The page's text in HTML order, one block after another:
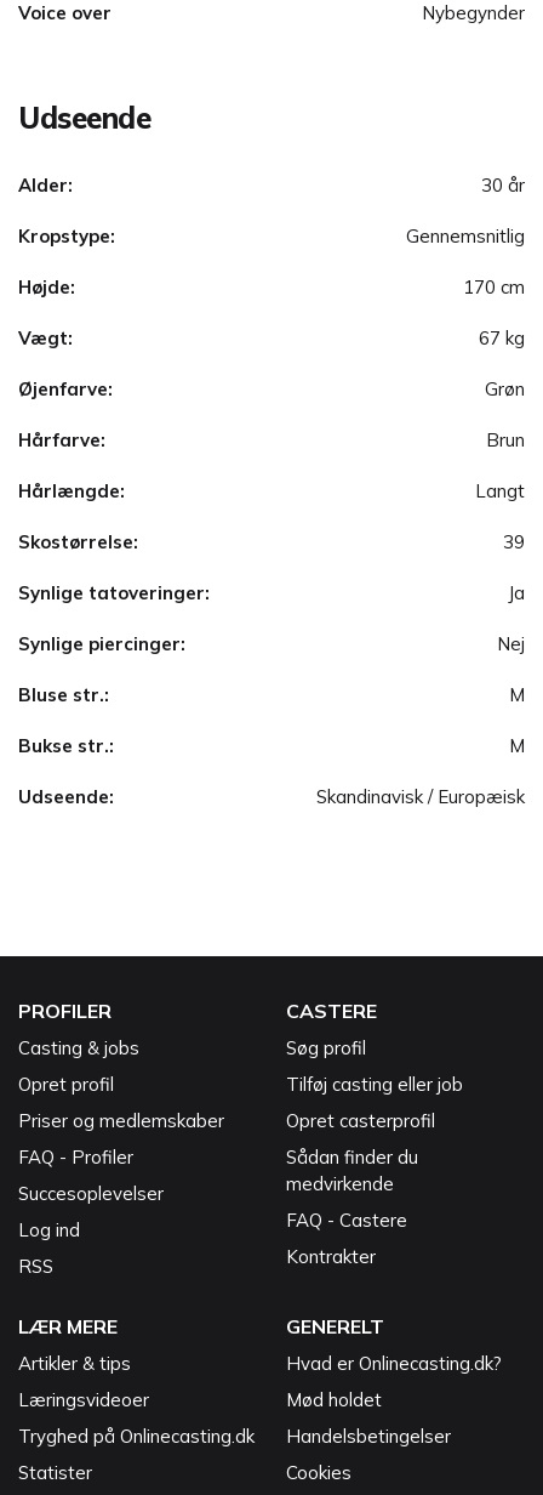
Voice over Nybegynder
Udseende
Alder: 30 år
Kropstype: Gennemsnitlig
Højde: 170 cm
Vægt: 67 kg
Øjenfarve: Grøn
Hårfarve: Brun
Hårlængde: Langt
Skostørrelse: 39
Synlige tatoveringer: Ja
Synlige piercinger: Nej
Bluse str.: M
Bukse str.: M
Udseende: Skandinavisk / Europæisk
PROFILER
Casting & jobs
Opret profil
Priser og medlemskaber
FAQ - Profiler
Succesoplevelser
Log ind
RSS
CASTERE
Søg profil
Tilføj casting eller job
Opret casterprofil
Sådan finder du
medvirkende
FAQ - Castere
Kontrakter
LÆR MERE
Artikler & tips
Læringsvideoer
Tryghed på Onlinecasting.dk
Statister
GENERELT
Hvad er Onlinecasting.dk?
Mød holdet
Handelsbetingelser
Cookies